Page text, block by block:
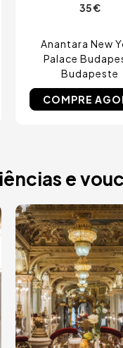
35 €
Anantara New
Palace
Budapeste
COMPRE
e
Imagem